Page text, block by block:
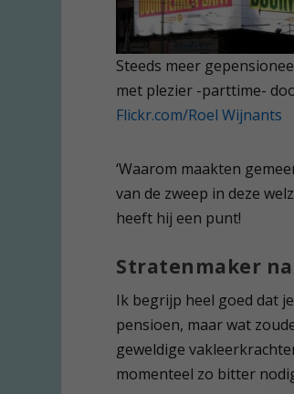
Steeds meer
met plezier -parttime-
Flickr.com/Roel Wijnants
‘Waarom maakten
van de zweep in deze
heeft hij een punt!
Stratenmaker
Ik begrijp heel goed dat
pensioen, maar wat
geweldige
momenteel zo bitter